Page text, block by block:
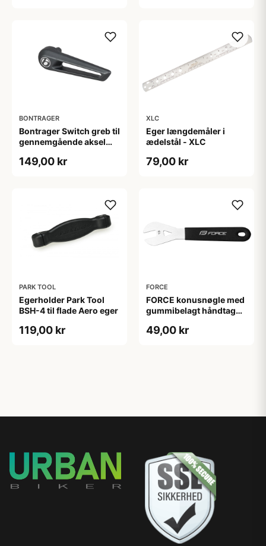
BONTRAGER
Bontrager Switch greb til
gennemgående aksel
149,00 kr
XLC
Eger længdemåler i
ædelstål - XLC
79,00 kr
PARK TOOL
Egerholder Park Tool
BSH-4 til flade Aero eger
119,00 kr
FORCE
FORCE konusnøgle med
gummibelagt håndtag
49,00 kr